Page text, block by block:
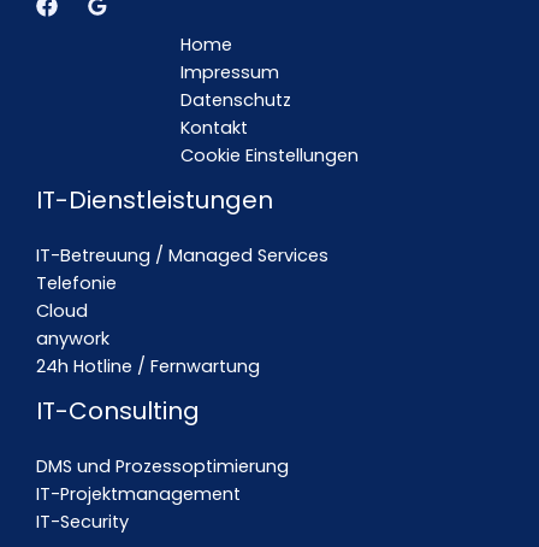
Home
Impressum
Datenschutz
Kontakt
Cookie Einstellungen
IT-Dienstleistungen
IT-Betreuung / Managed Services
Telefonie
Cloud
anywork
24h Hotline / Fernwartung
IT-Consulting
DMS und Prozessoptimierung
IT-Projektmanagement
IT-Security